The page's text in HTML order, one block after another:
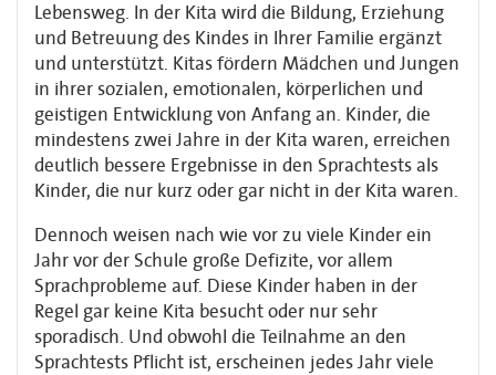
Lebensweg. In der Kita wird die Bildung, Erziehung
und Betreuung des Kindes in Ihrer Familie ergänzt
und unterstützt. Kitas fördern Mädchen und Jungen
in ihrer sozialen, emotionalen, körperlichen und
geistigen Entwicklung von Anfang an. Kinder, die
mindestens zwei Jahre in der Kita waren, erreichen
deutlich bessere Ergebnisse in den Sprachtests als
Kinder, die nur kurz oder gar nicht in der Kita waren.
Dennoch weisen nach wie vor zu viele Kinder ein
Jahr vor der Schule große Defizite, vor allem
Sprachprobleme auf. Diese Kinder haben in der
Regel gar keine Kita besucht oder nur sehr
sporadisch. Und obwohl die Teilnahme an den
Sprachtests Pflicht ist, erscheinen jedes Jahr viele